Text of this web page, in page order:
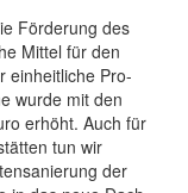
Förderung des
Mittel für den
einheitliche Pro-
wurde mit den
erhöht. Auch für
tun wir
der